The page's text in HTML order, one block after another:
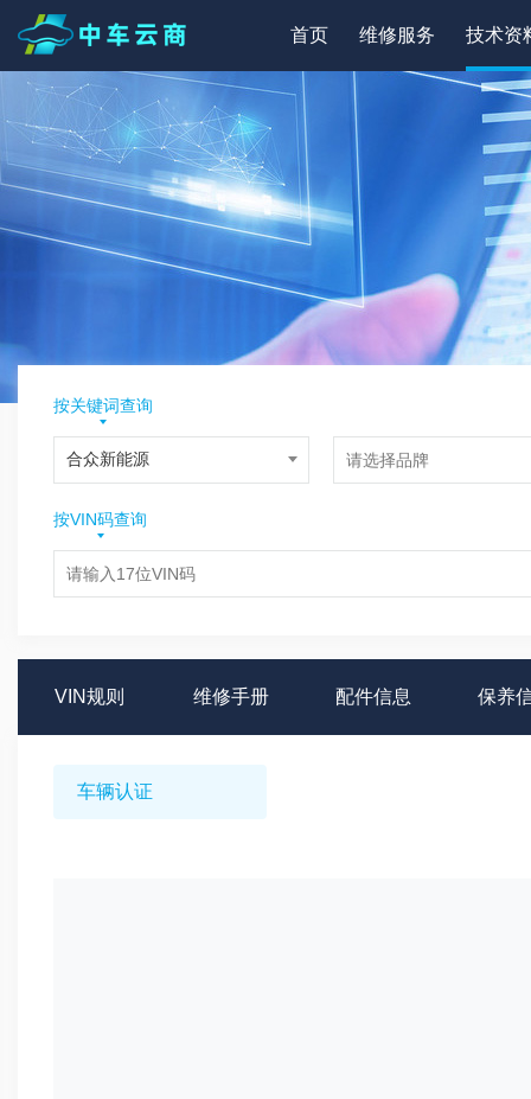
首页 维修服务 技术资
按关键词查询
按VIN码查询
VIN规则 维修手册 配件信息 保养
车辆认证